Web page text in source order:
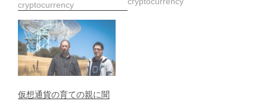
cryptocurrency
仮想通貨の育ての親に聞